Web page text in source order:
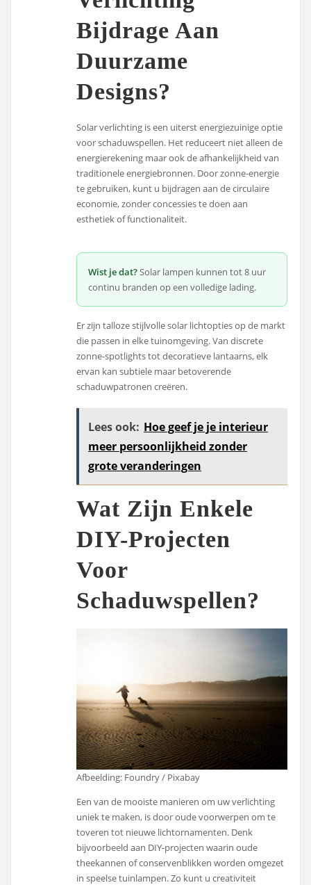
Bijdrage Aan
Duurzame
Designs?
Solar verlichting is een uiterst energiezuinige optie
voor schaduwspellen. Het reduceert niet alleen de
energierekening maar ook de afhankelijkheid van
traditionele energiebronnen. Door zonne-energie
te gebruiken, kunt u bijdragen aan de circulaire
economie, zonder concessies te doen aan
esthetiek of functionaliteit.
Wist je dat?Solar lampen kunnen tot 8 uur
continu branden op een volledige lading.
Er zijn talloze stijlvolle solar lichtopties op de markt
die passen in elke tuinomgeving. Van discrete
zonne-spotlights tot decoratieve lantaarns, elk
ervan kan subtiele maar betoverende
schaduwpatronen creëren.
Lees ook: Hoe geef je je interieur
meer persoonlijkheid zonder
grote veranderingen
Wat Zijn Enkele
DIY-Projecten
Voor
Schaduwspellen?
Afbeelding: Foundry / Pixabay
Een van de mooiste manieren om uw verlichting
uniek te maken, is door oude voorwerpen om te
toveren tot nieuwe lichtornamenten. Denk
bijvoorbeeld aan DIY-projecten waarin oude
theekannen of conservenblikken worden omgezet
in speelse tuinlampen. Zo kunt u creativiteit